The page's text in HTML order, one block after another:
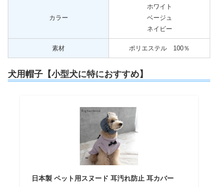
カラー
ホワイト
ベージュ
ネイビー
素材 ポリエステル 100％
犬用帽子【小型犬に特におすすめ】
日本製 ペット用スヌード 耳汚れ防止 耳カバー